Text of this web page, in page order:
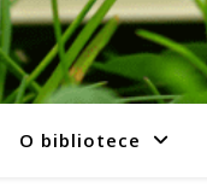
O bibliotece